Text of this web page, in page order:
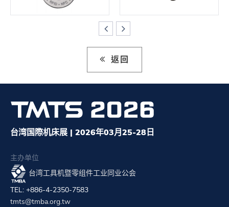
返回
台湾国際机床展 | 2026年03月25-28日
主办单位
台湾工具机暨零组件工业同业公会
TEL: +886-4-2350-7583
tmts@tmba.org.tw